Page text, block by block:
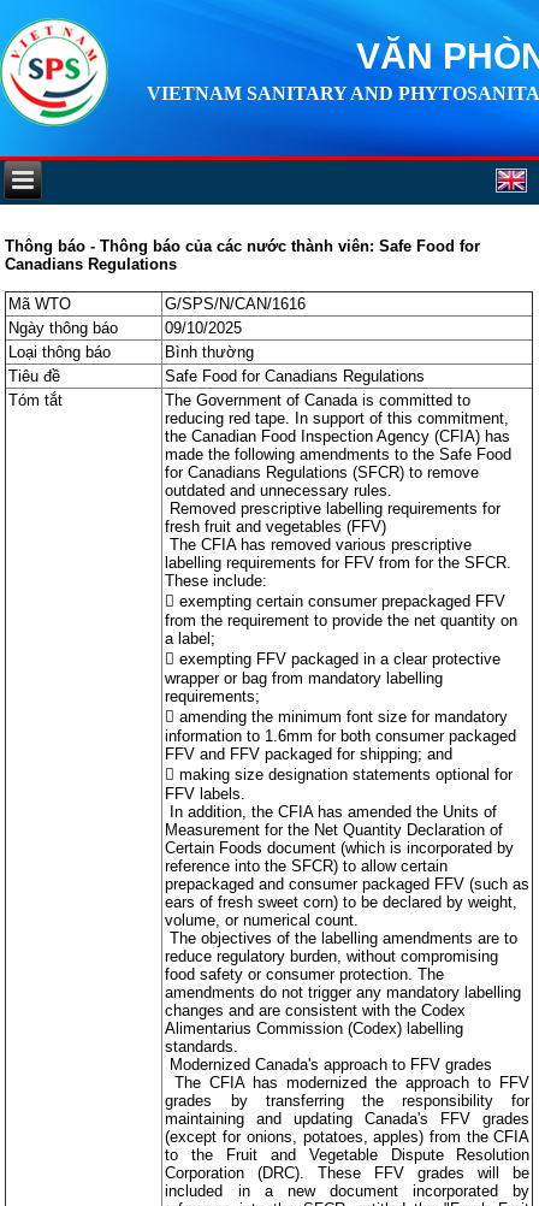
VĂN
VIETNAM SANITARY AND
Thông báo - Thông báo của các nước thành viên: Safe Food for
Canadians Regulations
Mã WTO
G/SPS/N/CAN/1616
Ngày thông báo
09/10/2025
Loại thông báo
Bình thường
Tiêu đề
Safe Food for Canadians Regulations
Tóm tắt
The Government of Canada is committed to
reducing red tape. In support of this commitment,
the Canadian Food Inspection Agency (CFIA) has
made the following amendments to the Safe Food
for Canadians Regulations (SFCR) to remove
outdated and unnecessary rules.
Removed prescriptive labelling requirements for
fresh fruit and vegetables (FFV)
The CFIA has removed various prescriptive
labelling requirements for FFV from for the SFCR.
These include:
 exempting certain consumer prepackaged FFV
from the requirement to provide the net quantity on
a label;
 exempting FFV packaged in a clear protective
wrapper or bag from mandatory labelling
requirements;
 amending the minimum font size for mandatory
information to 1.6mm for both consumer packaged
FFV and FFV packaged for shipping; and
 making size designation statements optional for
FFV labels.
In addition, the CFIA has amended the Units of
Measurement for the Net Quantity Declaration of
Certain Foods document (which is incorporated by
reference into the SFCR) to allow certain
prepackaged and consumer packaged FFV (such as
ears of fresh sweet corn) to be declared by weight,
volume, or numerical count.
The objectives of the labelling amendments are to
reduce regulatory burden, without compromising
food safety or consumer protection. The
amendments do not trigger any mandatory labelling
changes and are consistent with the Codex
Alimentarius Commission (Codex) labelling
standards.
Modernized Canada's approach to FFV grades
The CFIA has modernized the approach to FFV
grades by transferring the responsibility for
maintaining and updating Canada's FFV grades
(except for onions, potatoes, apples) from the CFIA
to the Fruit and Vegetable Dispute Resolution
Corporation (DRC). These FFV grades will be
included in a new document incorporated by
các
các
quy
quy